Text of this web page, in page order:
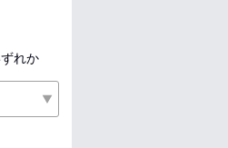
れか